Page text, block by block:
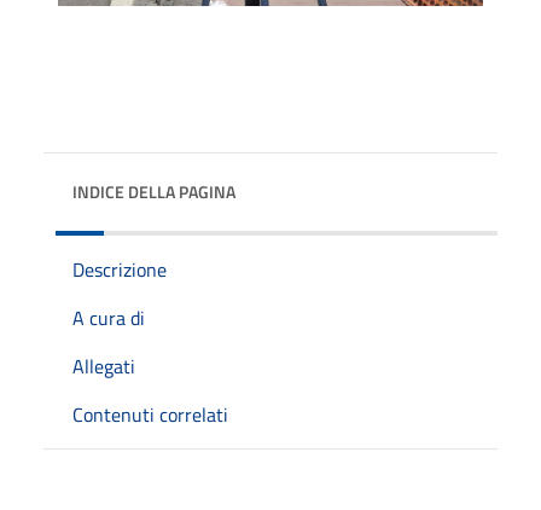
INDICE DELLA PAGINA
Descrizione
A cura di
Allegati
Contenuti correlati